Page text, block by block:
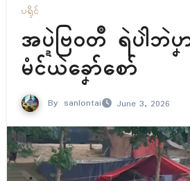
ပရိုၚ်
အပ္ဍဲဗြဝတဳ ရဲပါဲဘဲ
မံၚ်ယဲခၞော်စော်
By sanlontai June 3, 2026